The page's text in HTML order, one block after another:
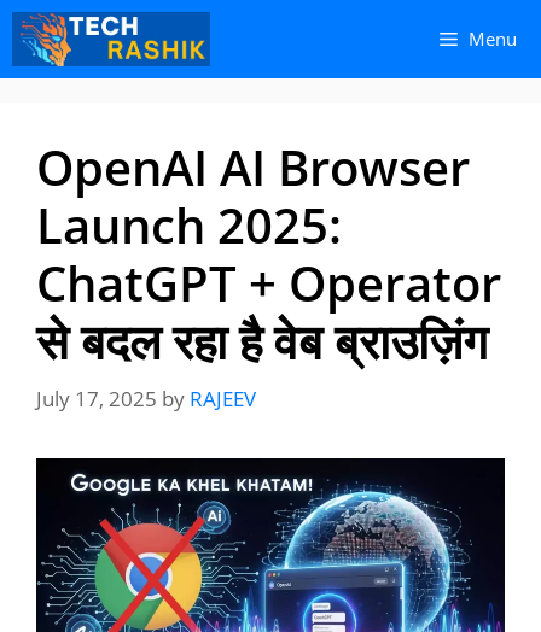
Skip
content
Skip
content
Menu
OpenAI AI Browser
Launch 2025:
ChatGPT + Operator
से बदल रहा है वेब ब्राउज़िंग
July 17, 2025 by RAJEEV